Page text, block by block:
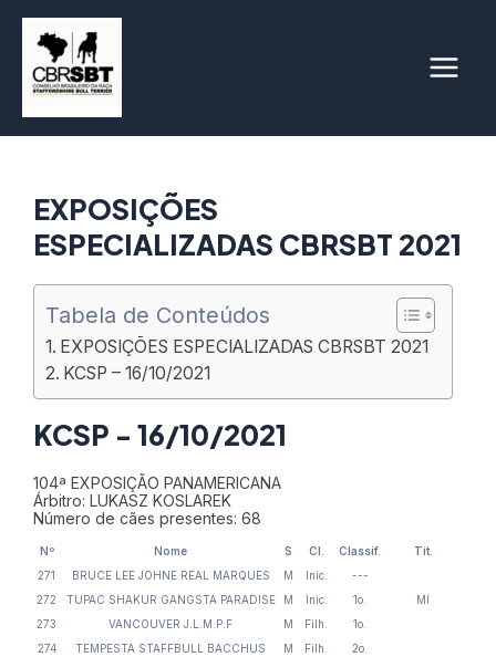
para
conteúdo
EXPOSIÇÕES
ESPECIALIZADAS CBRSBT 2021
Tabela de Conteúdos
EXPOSIÇÕES ESPECIALIZADAS CBRSBT 2021
KCSP – 16/10/2021
KCSP - 16/10/2021
104ª EXPOSIÇÃO PANAMERICANA
Árbitro: LUKASZ KOSLAREK
Número de cães presentes: 68
Nº Nome S Cl. Classif.
Tít.
271
BRUCE LEE JOHNE REAL MARQUES M Inic.
---
272
TUPAC SHAKUR GANGSTA PARADISE M Inic. 1o.
MI
273
VANCOUVER J.L.M.P.F M Filh.
1o.
274
TEMPESTA STAFFBULL BACCHUS M Filh.
2o.